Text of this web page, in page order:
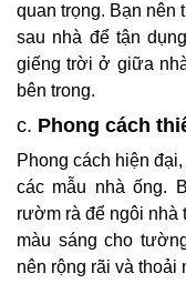
quan trọng. Bạn nên
sau nhà để tận
giếng trời ở giữa
bên trong.
c. Phong cách
Phong cách hiện
các mẫu nhà ống.
rườm rà để ngôi nhà
màu sáng cho
nên rộng rãi và thoải